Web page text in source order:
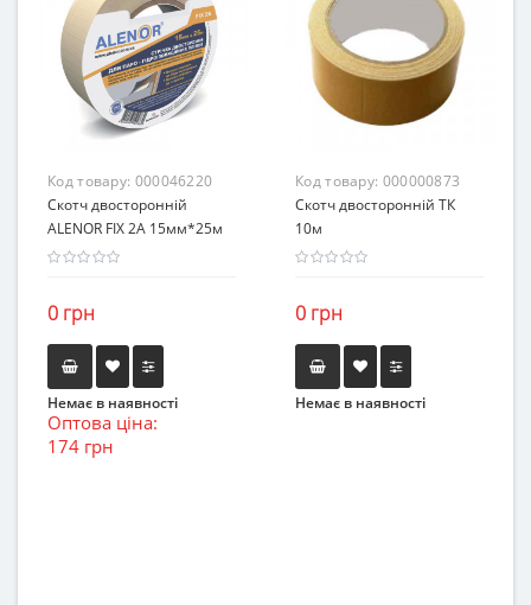
Код товару: 000046220
Скотч двосторонній
ALENOR FIX 2A 15мм*25м
0 грн
Немає в наявності
Оптова ціна:
174 грн
Код товару: 000000873
Скотч двосторонній ТК
10м
0 грн
Немає в наявності